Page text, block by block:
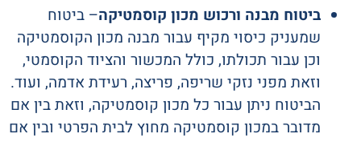
ביטוח מבנה ורכוש מכון קוסמטיקה– ביטוח
שמעניק כיסוי מקיף עבור מבנה מכון הקוסמטיקה
וכן עבור תכולתו, כולל המכשור והציוד הקוסמטי,
וזאת מפני נזקי שריפה, פריצה, רעידת אדמה, ועוד.
הביטוח ניתן עבור כל מכון קוסמטיקה, וזאת בין אם
מדובר במכון קוסמטיקה מחוץ לבית הפרטי ובין אם